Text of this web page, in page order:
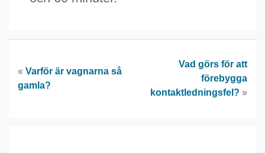
« Varför är vagnarna så
gamla?
Vad görs för att
förebygga
kontaktledningsfel? »